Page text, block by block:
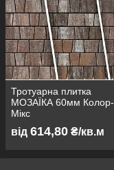
Тротуарна плитка
МОЗАЇКА 60мм Колор-
Мікс
від 614,80 ₴/кв.м